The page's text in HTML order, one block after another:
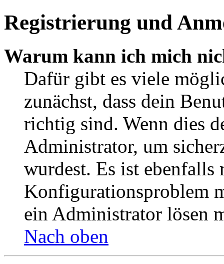
Registrierung und
Warum kann ich mich
Dafür gibt es viele
zunächst, dass dein
richtig sind. Wenn dies
Administrator, um
wurdest. Es ist ebenfalls
Konfigurationsproblem
ein Administrator lösen
Nach oben